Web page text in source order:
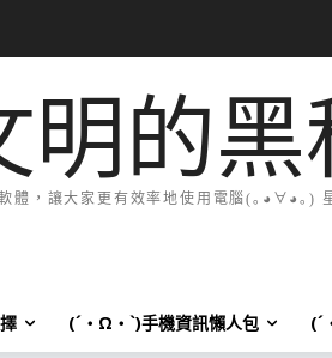
明的黑
體，讓大家更有效率地使用電腦(｡◕∀◕｡)
(´・Ω・`)手機資訊懶人包 (´